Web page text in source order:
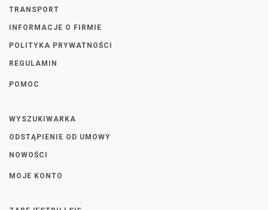
TRANSPORT
INFORMACJE O FIRMIE
POLITYKA PRYWATNOŚCI
REGULAMIN
POMOC
WYSZUKIWARKA
ODSTĄPIENIE OD UMOWY
NOWOŚCI
MOJE KONTO